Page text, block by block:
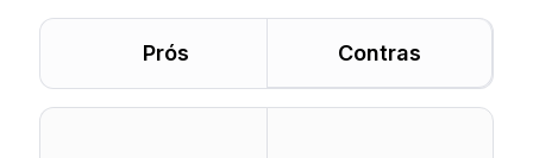
Prós Contras